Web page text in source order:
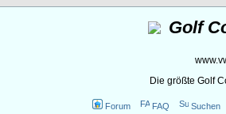
Golf
Die größte Golf
Forum FAQ
Suchen